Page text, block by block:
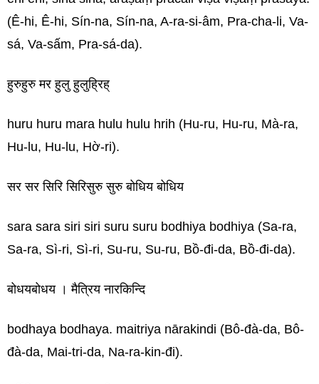
(Ê-hi, Ê-hi, Sín-na, Sín-na, A-ra-si-âm, Pra-cha-li, Va-
sá, Va-sấm, Pra-sá-da).
हुरुहुरु मर हुलु हुलुह्रिह्
huru huru mara hulu hulu hrih (Hu-ru, Hu-ru, Mà-ra,
Hu-lu, Hu-lu, Hờ-ri).
सर सर सिरि सिरिसुरु सुरु बोधिय बोधिय
sara sara siri siri suru suru bodhiya bodhiya (Sa-ra,
Sa-ra, Sì-ri, Sì-ri, Su-ru, Su-ru, Bồ-đi-da, Bồ-đi-da).
बोधयबोधय । मैत्रिय नारकिन्दि
bodhaya bodhaya. maitriya nārakindi (Bô-đà-da, Bô-
đà-da, Mai-tri-da, Na-ra-kin-đi).